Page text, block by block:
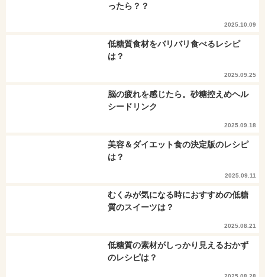
ったら？？
2025.10.09
低糖質食材をバリバリ食べるレシピ
は？
2025.09.25
脳の疲れを感じたら。砂糖控えめヘル
シードリンク
2025.09.18
美容＆ダイエット食の決定版のレシピ
は？
2025.09.11
むくみが気になる時におすすめの低糖
質のスイーツは？
2025.08.21
低糖質の素材がしっかり見えるおかず
のレシピは？